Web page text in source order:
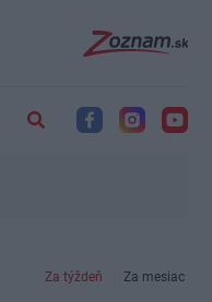
Za týždeň Za mesiac